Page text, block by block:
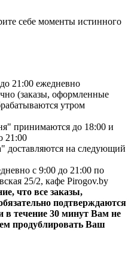
себе моменты истинного
21:00 ежедневно
(заказы, оформленные
утром
принимаются до 18:00 и
21:00
доставляются на следующий
с 9:00 до 21:00 по
25/2, кафе Pirogov.by
что все заказы,
подтверждаются
в течение 30 минут Вам не
продублировать Ваш